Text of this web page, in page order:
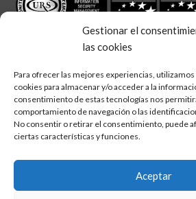
Gestionar el
las cookies
Para ofrecer las mejores experiencias,
cookies para almacenar y/o acceder a la
consentimiento de estas tecnologías nos
comportamiento de navegación o las
No consentir o retirar el consentimiento, puede
ciertas características y funciones.
Aceptar
Síguenos en:
linkedintwitterfacebook
Aviso legal